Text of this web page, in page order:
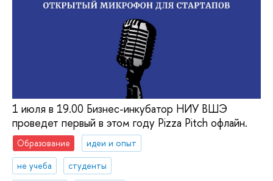
1 июля в 19.00 Бизнес-инкубатор НИУ ВШЭ
проведет первый в этом году Pizza Pitch офлайн.
Образование
идеи и опыт
не учеба
студенты